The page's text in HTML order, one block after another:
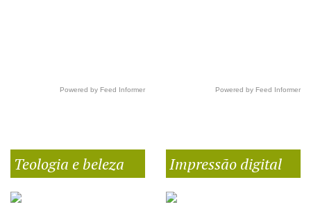
Powered by Feed Informer Powered by Feed Informer
Teologia e beleza Impressão digital